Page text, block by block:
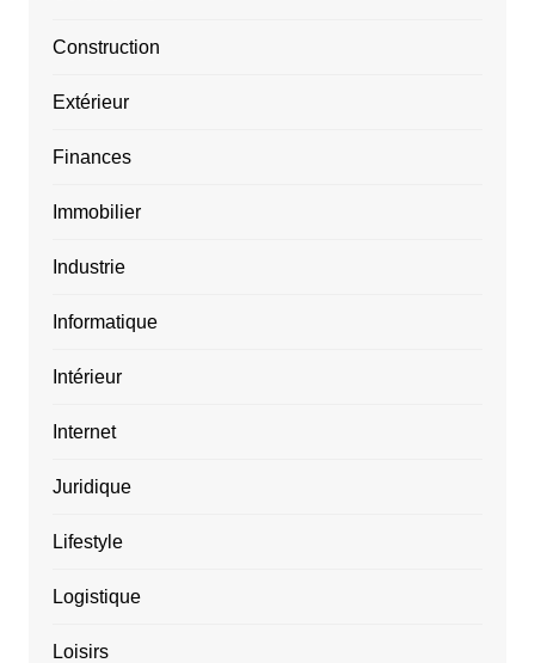
Construction
Extérieur
Finances
Immobilier
Industrie
Informatique
Intérieur
Internet
Juridique
Lifestyle
Logistique
Loisirs